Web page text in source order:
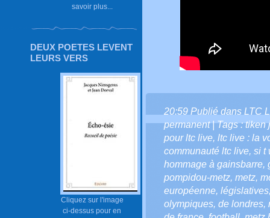
savoir plus...
DEUX POETES LEVENT
LEURS VERS
Cliquez sur l'image
ci-dessus pour en
20:59 Publié dans LTC
permanent| Tags :tiken
pour ltc live, ltc live : la
communauté ltc live, si t
hommage à gainsbarre,
pompidou-metz, metz,
européenne, législatives
olympiques, de londres,